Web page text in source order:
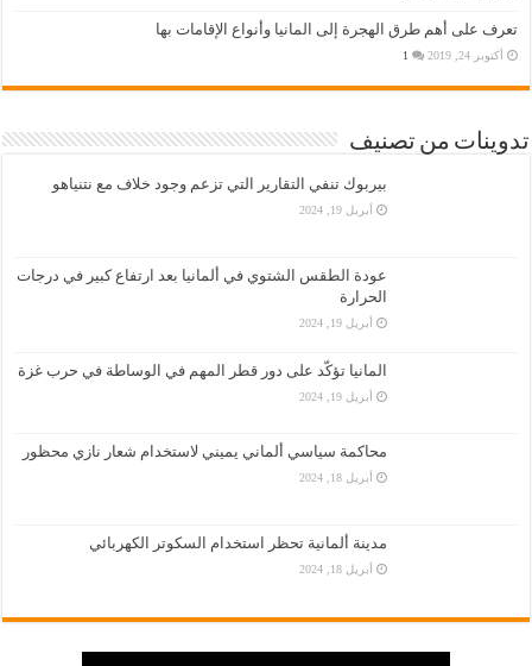
تعرف على أهم طرق الهجرة إلى المانيا وأنواع الإقامات بها
أكتوبر 24, 2019 1
تدوينات من تصنيف
بيربوك تنفي التقارير التي تزعم وجود خلاف مع نتنياهو
أبريل 19, 2024
عودة الطقس الشتوي في ألمانيا بعد ارتفاع كبير في درجات
الحرارة
أبريل 19, 2024
المانيا تؤكّد على دور قطر المهم في الوساطة في حرب غزة
أبريل 19, 2024
محاكمة سياسي ألماني يميني لاستخدام شعار نازي محظور
أبريل 18, 2024
مدينة ألمانية تحظر استخدام السكوتر الكهربائي
أبريل 18, 2024